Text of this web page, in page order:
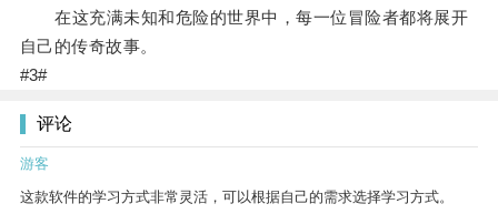
在这充满未知和危险的世界中，每一位冒险者都将展开
自己的传奇故事。
#3#
评论
游客
这款软件的学习方式非常灵活，可以根据自己的需求选择学习方式。